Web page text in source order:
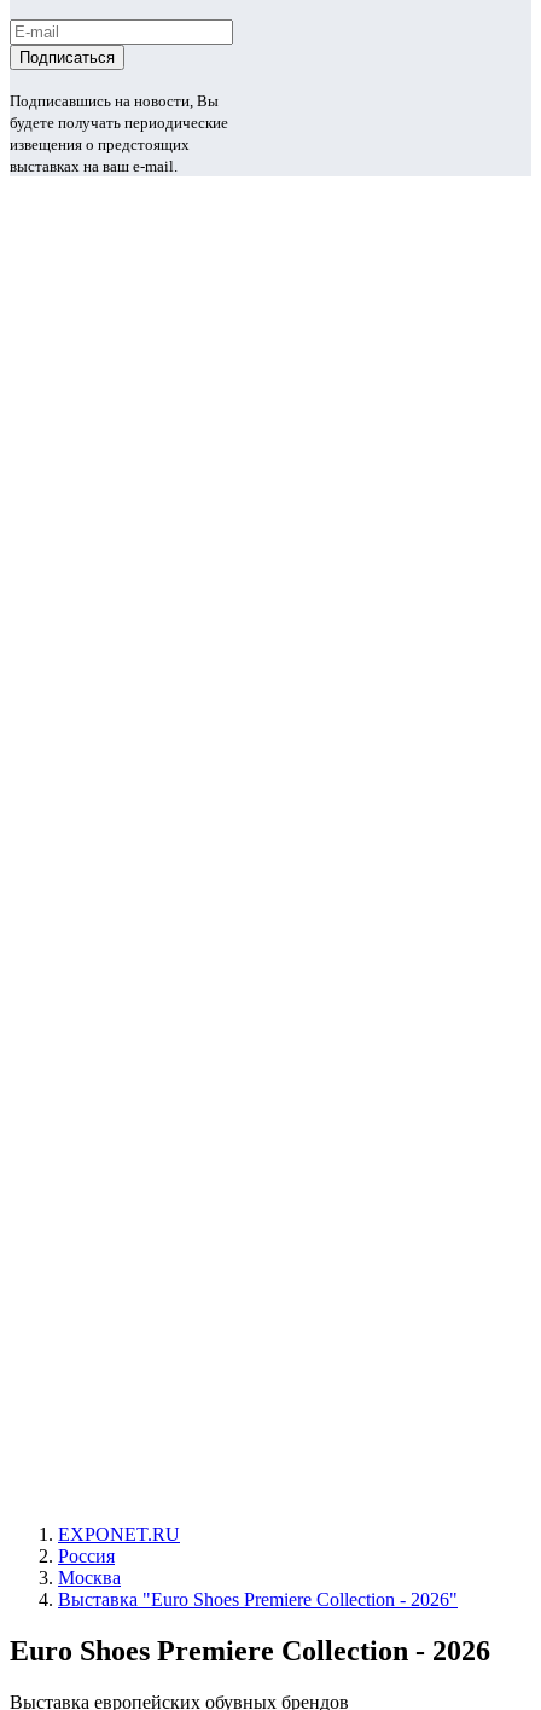
Подписавшись на новости, Вы
будете получать периодические
извещения о предстоящих
выставках на ваш e-mail.
EXPONET.RU
Россия
Москва
Выставка "Euro Shoes Premiere Collection - 2026"
Euro Shoes Premiere Collection - 2026
Выставка европейских обувных брендов